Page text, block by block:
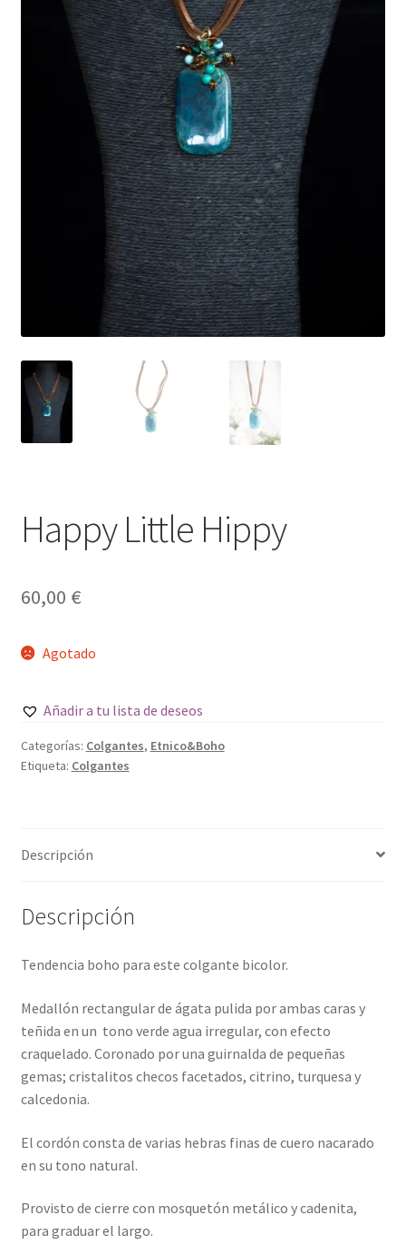
Happy Little Hippy
60,00 €
Agotado
Añadir a tu lista de deseos
Categorías: Colgantes, Etnico&Boho
Etiqueta: Colgantes
Descripción
Descripción
Tendencia boho para este colgante bicolor.
Medallón rectangular de ágata pulida por ambas caras y
teñida en un tono verde agua irregular, con efecto
craquelado. Coronado por una guirnalda de pequeñas
gemas; cristalitos checos facetados, citrino, turquesa y
calcedonia.
El cordón consta de varias hebras finas de cuero nacarado
en su tono natural.
Provisto de cierre con mosquetón metálico y cadenita,
para graduar el largo.